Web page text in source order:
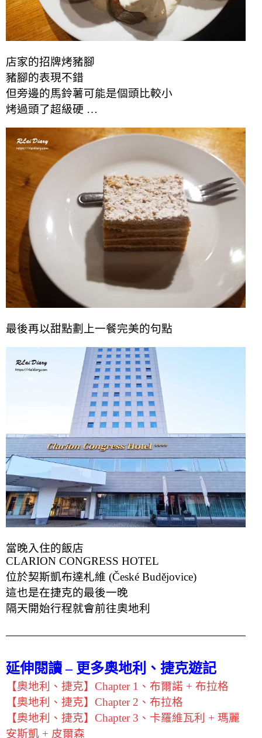
店家的招牌烤豬腳
豬腳的表現不錯
但旁邊的馬鈴薯可能是個頭比較小
烤過頭了超級硬 …
最後再以甜點劃上一餐完美的句點
當晚入住的飯店
CLARION CONGRESS HOTEL
位於契斯凱布達札維 (České Budějovice)
這也是在捷克的最後一晚
隔天開始行程就會前往奧地利
延伸閱讀 – 更多奧地利、捷克遊記
【奧地利、捷克】Chapter 1、布爾諾 + 布拉格
【奧地利、捷克】Chapter 2、布拉格
【奧地利、捷克】Chapter 3、卡羅維瓦利 + 瑪麗
安斯凱 + 皮爾森